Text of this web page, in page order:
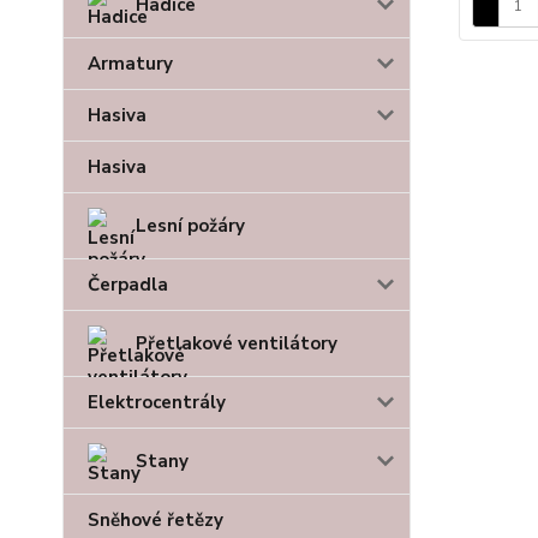
Hadice
Armatury
Hasiva
Hasiva
Lesní požáry
Čerpadla
Přetlakové ventilátory
Elektrocentrály
Stany
Sněhové řetězy